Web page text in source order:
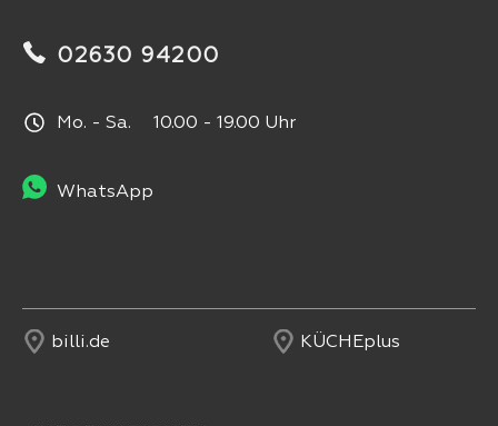
02630 94200
Mo. - Sa. 10.00 - 19.00 Uhr
WhatsApp
billi.de KÜCHEplus